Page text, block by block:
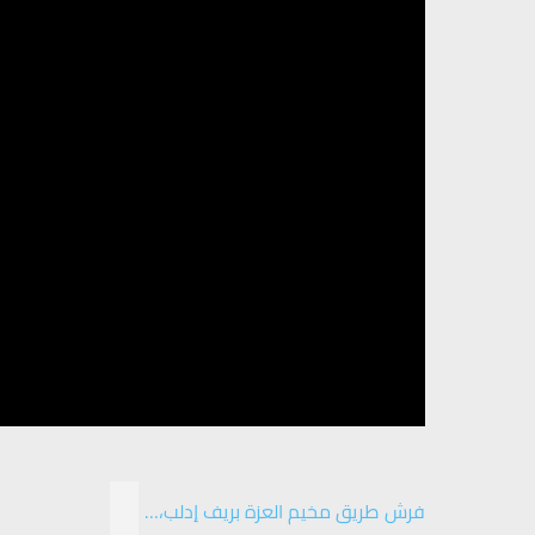
فرش طريق مخيم العزة بريف إدلب،…